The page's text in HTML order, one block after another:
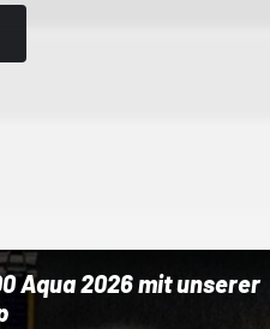
Aqua 2026 mit unserer